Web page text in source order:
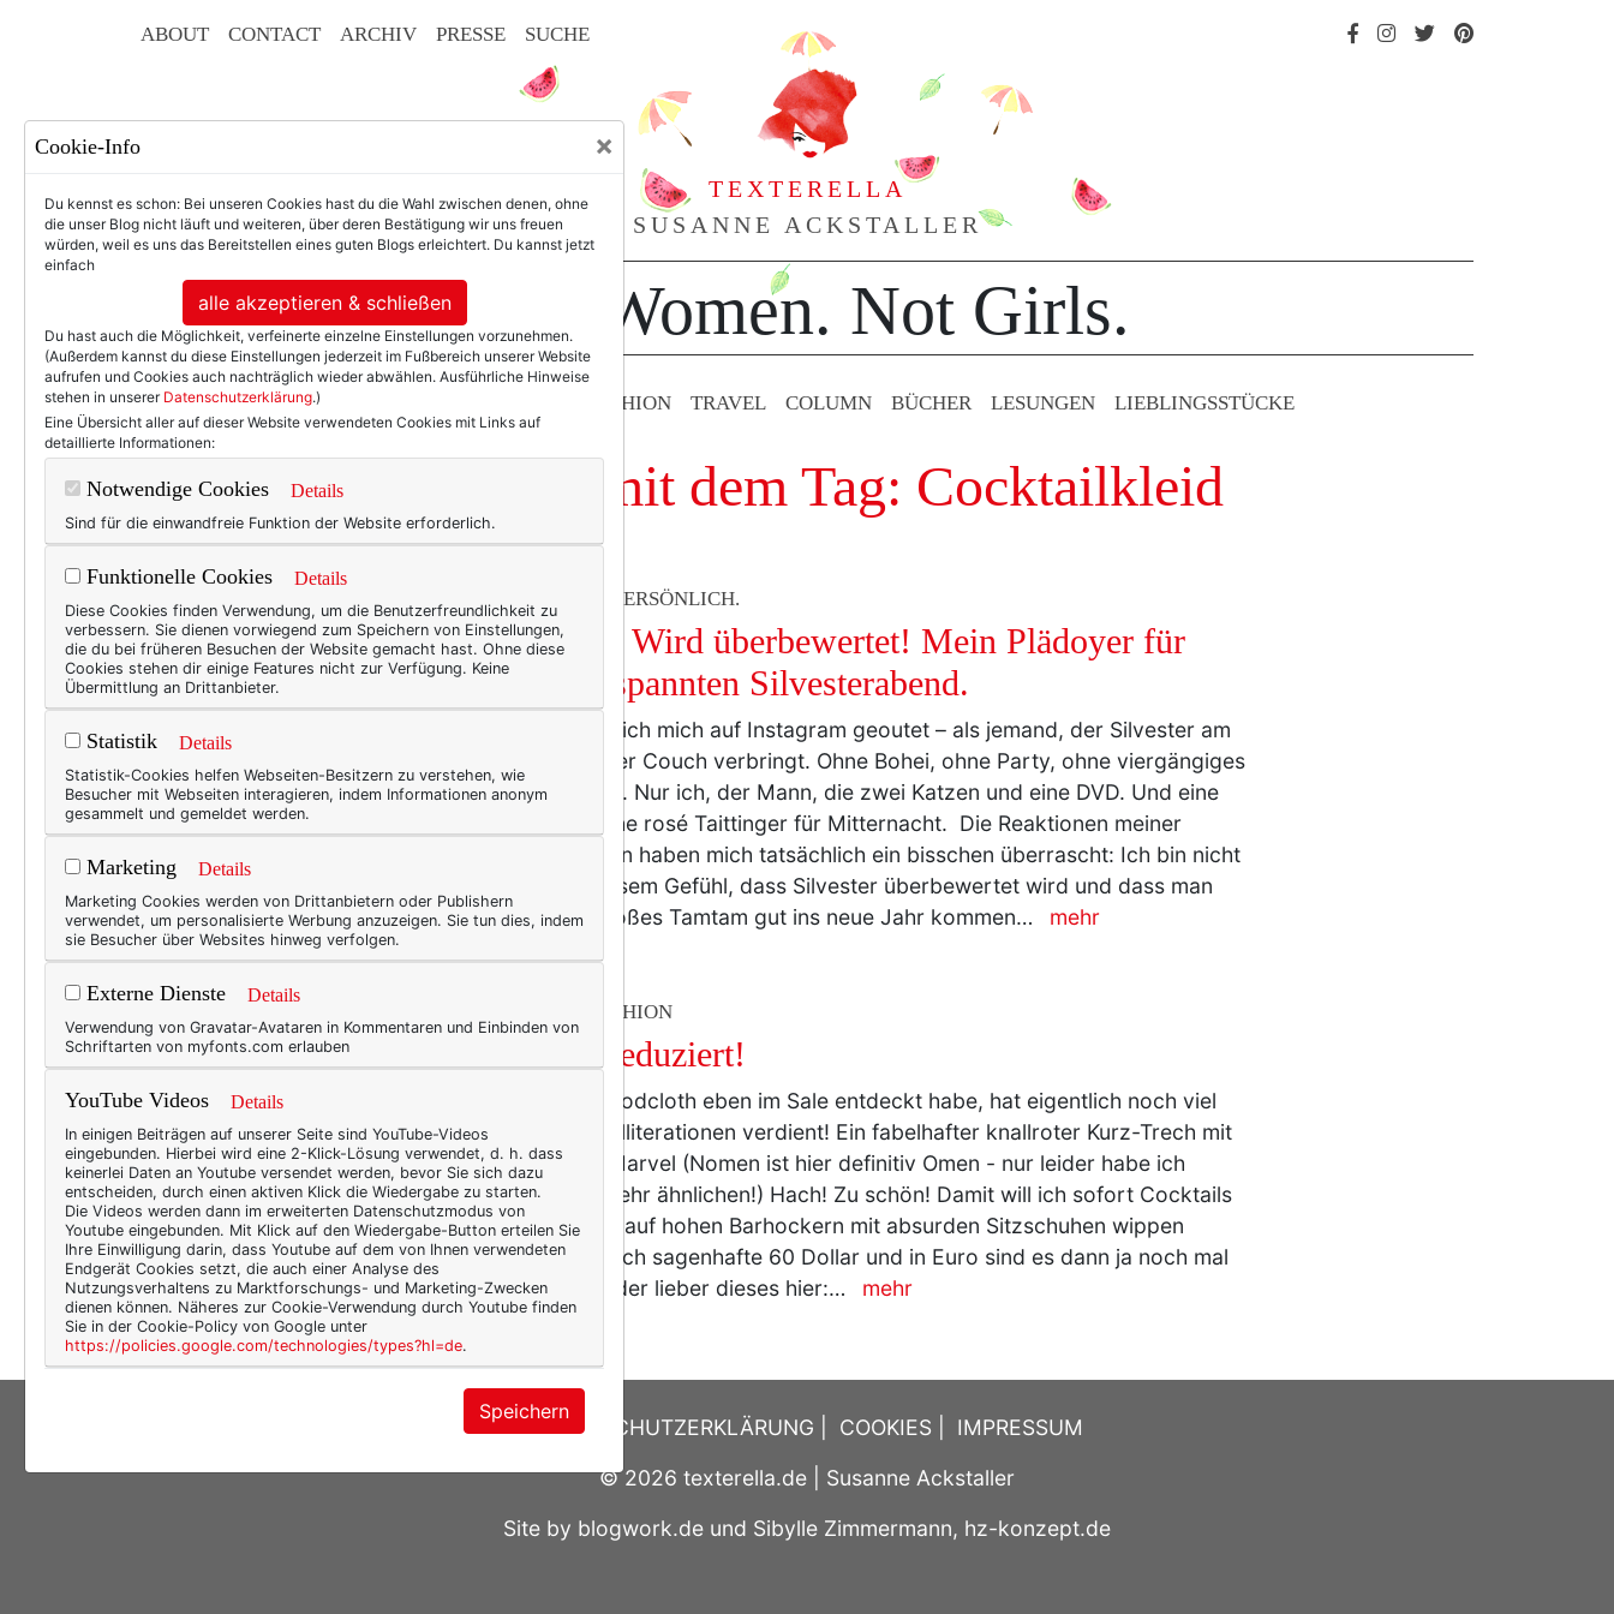
ABOUT CONTACT ARCHIV PRESSE SUCHE
TEXTERELLA
SUSANNE ACKSTALLER
For Women. Not Girls.
BEAUTY & FASHION TRAVEL COLUMN BÜCHER LESUNGEN LIEBLINGS­STÜCKE
Einträge mit dem Tag: Cocktailkleid
TEXTERELLA PERSÖNLICH.
Silvester? Wird überbewertet! Mein Plädoyer für
einen entspannten Silvesterabend.
Kürzlich habe ich mich auf Instagram geoutet – als jemand, der Silvester am
liebsten auf der Couch verbringt. Ohne Bohei, ohne Party, ohne viergängiges
Silvestermenü. Nur ich, der Mann, die zwei Katzen und eine DVD. Und eine
leckere Flasche rosé Taittinger für Mitternacht. Die Reaktionen meiner
FollowerInnnen haben mich tatsächlich ein bisschen überrascht: Ich bin nicht
alleine mit diesem Gefühl, dass Silvester überbewertet wird und dass man
auch ohne großes Tamtam gut ins neue Jahr kommen…
mehr
BEAUTY & FASHION
Rot und reduziert!
Was ich bei Modcloth eben im Sale entdeckt habe, hat eigentlich noch viel
raffiniertere Alliterationen verdient! Ein fabelhafter knallroter Kurz-Trech mit
dem Namen Marvel (Nomen ist hier definitiv Omen - nur leider habe ich
schon einen sehr ähnlichen!) Hach! Zu schön! Damit will ich sofort Cocktails
schlürfen und auf hohen Barhockern mit absurden Sitzschuhen wippen
(Kostet nur noch sagenhafte 60 Dollar und in Euro sind es dann ja noch mal
weniger ...) Oder lieber dieses hier:…
mehr
DATENSCHUTZERKLÄRUNG COOKIES
IMPRESSUM
© 2026 texterella.de | Susanne Ackstaller
Site by blogwork.de und Sibylle Zimmermann, hz-konzept.de
Cookie-Info ×
Du kennst es schon: Bei unseren Cookies hast du die Wahl zwischen denen, ohne
die unser Blog nicht läuft und weiteren, über deren Bestätigung wir uns freuen
würden, weil es uns das Bereitstellen eines guten Blogs erleichtert. Du kannst jetzt
einfach
alle akzeptieren & schließen
Du hast auch die Möglichkeit, verfeinerte einzelne Einstellungen vorzunehmen.
(Außerdem kannst du diese Einstellungen jederzeit im Fußbereich unserer Website
aufrufen und Cookies auch nachträglich wieder abwählen. Ausführliche Hinweise
stehen in unserer Datenschutzerklärung.)
Eine Übersicht aller auf dieser Website verwendeten Cookies mit Links auf
detaillierte Informationen:
Notwendige Cookies Details
Sind für die einwandfreie Funktion der Website erforderlich.
Funktionelle Cookies Details
Diese Cookies finden Verwendung, um die Benutzerfreundlichkeit zu
verbessern. Sie dienen vorwiegend zum Speichern von Einstellungen,
die du bei früheren Besuchen der Website gemacht hast. Ohne diese
Cookies stehen dir einige Features nicht zur Verfügung. Keine
Übermittlung an Drittanbieter.
Statistik Details
Statistik-Cookies helfen Webseiten-Besitzern zu verstehen, wie
Besucher mit Webseiten interagieren, indem Informationen anonym
gesammelt und gemeldet werden.
Marketing Details
Marketing Cookies werden von Drittanbietern oder Publishern
verwendet, um personalisierte Werbung anzuzeigen. Sie tun dies, indem
sie Besucher über Websites hinweg verfolgen.
Externe Dienste Details
Verwendung von Gravatar-Avataren in Kommentaren und Einbinden von
Schriftarten von myfonts.com erlauben
YouTube Videos Details
In einigen Beiträgen auf unserer Seite sind YouTube-Videos
eingebunden. Hierbei wird eine 2-Klick-Lösung verwendet, d. h. dass
keinerlei Daten an Youtube versendet werden, bevor Sie sich dazu
entscheiden, durch einen aktiven Klick die Wiedergabe zu starten.
Die Videos werden dann im erweiterten Datenschutzmodus von
Youtube eingebunden. Mit Klick auf den Wiedergabe-Button erteilen Sie
Ihre Einwilligung darin, dass Youtube auf dem von Ihnen verwendeten
Endgerät Cookies setzt, die auch einer Analyse des
Nutzungsverhaltens zu Marktforschungs- und Marketing-Zwecken
dienen können. Näheres zur Cookie-Verwendung durch Youtube finden
Sie in der Cookie-Policy von Google unter
https://policies.google.com/technologies/types?hl=de.
Speichern